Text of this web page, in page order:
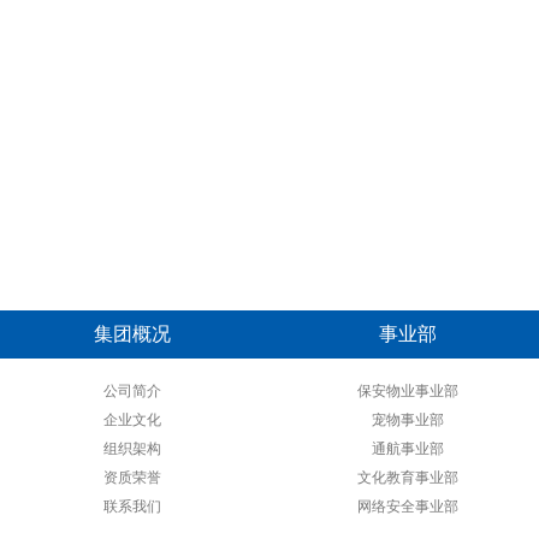
集团概况
公司简介
企业文化
组织架构
资质荣誉
联系我们
事业部
保安物业事业部
宠物事业部
通航事业部
文化教育事业部
网络安全事业部